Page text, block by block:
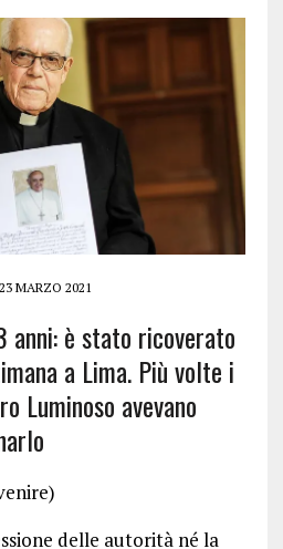
23 MARZO 2021
anni: è stato ricoverato
a Lima. Più volte i
Luminoso avevano
delle autorità né la